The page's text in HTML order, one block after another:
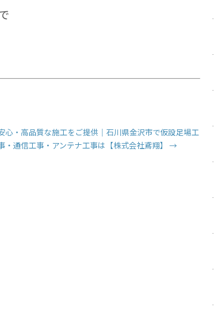
心・高品質な施工をご提供｜石川県金沢市で仮設足場工
・通信工事・アンテナ工事は【株式会社鳶翔】 →